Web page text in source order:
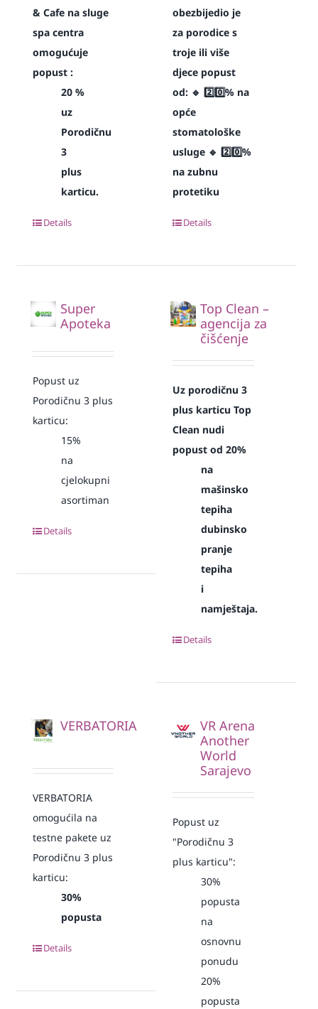
& Cafe na sluge
spa centra
omogućuje
popust :
20 %
uz
Porodičnu
3
plus
karticu.
Details
obezbijedio je
za porodice s
troje ili više
djece popust
od: 🔹 2️⃣0️⃣% na
opće
stomatološke
usluge 🔹 2️⃣0️⃣%
na zubnu
protetiku
Details
Super
Apoteka
Popust uz
Porodičnu 3 plus
karticu:
15%
na
cjelokupni
asortiman
Details
Top Clean –
agencija za
čišćenje
Uz porodičnu 3
plus karticu Top
Clean nudi
popust od 20%
na
mašinsko
tepiha
dubinsko
pranje
tepiha
i
namještaja.
Details
VERBATORIA
VERBATORIA
omogućila na
testne pakete uz
Porodičnu 3 plus
karticu:
30%
popusta
Details
VR Arena
Another
World
Sarajevo
Popust uz
"Porodičnu 3
plus karticu":
30%
popusta
na
osnovnu
ponudu
20%
popusta